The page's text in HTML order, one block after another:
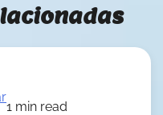
1 min read